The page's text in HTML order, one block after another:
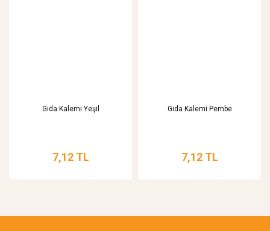
Gıda Kalemi Yeşil
7,12 TL
Gıda Kalemi Pembe
7,12 TL